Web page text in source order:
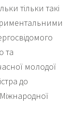
тільки такі
та
молодої
до